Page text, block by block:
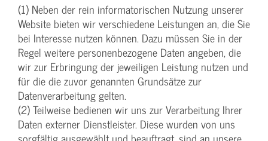
(1) Neben der rein informatorischen Nutzung unserer
Website bieten wir verschiedene Leistungen an, die Sie
bei Interesse nutzen können. Dazu müssen Sie in der
Regel weitere personenbezogene Daten angeben, die
wir zur Erbringung der jeweiligen Leistung nutzen und
für die die zuvor genannten Grundsätze zur
Datenverarbeitung gelten.
(2) Teilweise bedienen wir uns zur Verarbeitung Ihrer
Daten externer Dienstleister. Diese wurden von uns